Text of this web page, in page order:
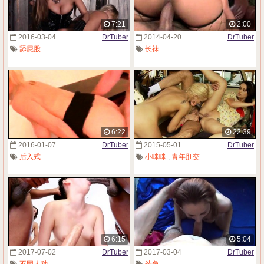
7:21
2016-03-04
DrTuber
舔屁股
2:00
2014-04-20
DrTuber
长袜
6:22
2016-01-07
DrTuber
后入式
22:39
2015-05-01
DrTuber
小咪咪
青年肛交
6:15
2017-07-02
DrTuber
5:04
2017-03-04
DrTuber